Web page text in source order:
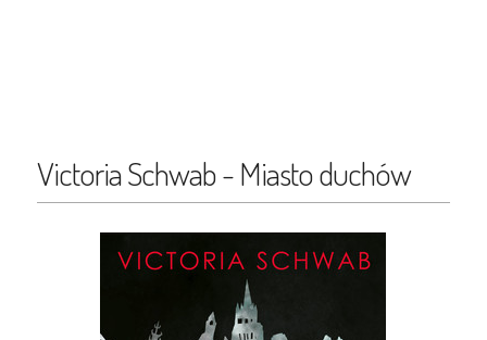
Victoria Schwab - Miasto duchów